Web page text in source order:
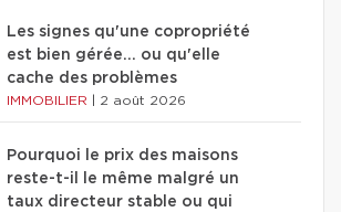
Les signes qu'une copropriété
est bien gérée… ou qu'elle
cache des problèmes
IMMOBILIER 2 août 2026
Pourquoi le prix des maisons
reste-t-il le même malgré un
taux directeur stable ou qui